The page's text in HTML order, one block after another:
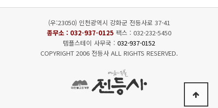
(우:23050) 인천광역시 강화군 전등사로 37-41
종무소 : 032-937-0125 팩스 : 032-232-5450
템플스테이 사무국 : 032-937-0152
COPYRIGHT 2006 전등사 ALL RIGHTS RESERVED.